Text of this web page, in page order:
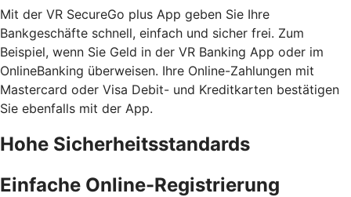
Mit der VR SecureGo plus App geben Sie Ihre
Bankgeschäfte schnell, einfach und sicher frei. Zum
Beispiel, wenn Sie Geld in der VR Banking App oder im
OnlineBanking überweisen. Ihre Online-Zahlungen mit
Mastercard oder Visa Debit- und Kreditkarten bestätigen
Sie ebenfalls mit der App.
Hohe Sicherheitsstandards
Einfache Online-Registrierung